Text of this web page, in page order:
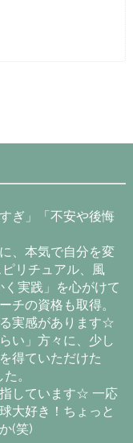
ぎ」「不安や後悔
、本気で自分を変
リチュアル、風
実践」を心がけて
チの資格も取得。
実感があります☆
い」方々に、少し
得ていただけた
。
しています☆ 一応
大好き！ちょっと
(笑)